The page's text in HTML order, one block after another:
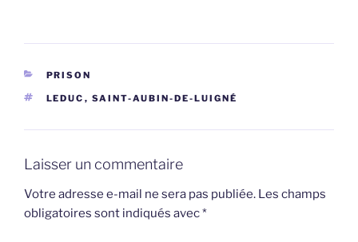
CATÉGORIES
PRISON
ÉTIQUETTES
LEDUC , SAINT-AUBIN-DE-LUIGNÉ
Laisser un commentaire
Votre adresse e-mail ne sera pas publiée. Les champs
obligatoires sont indiqués avec*